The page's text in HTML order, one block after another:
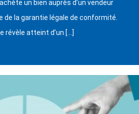
un bien auprès d’un vendeur
de la garantie légale de conformité.
révèle atteint d’un […]